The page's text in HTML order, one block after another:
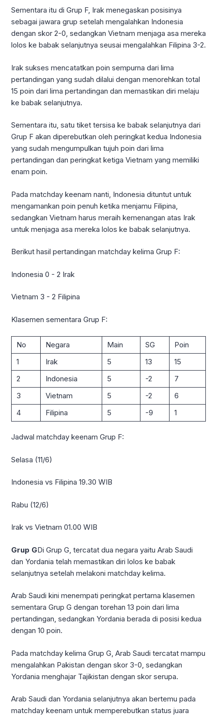
Sementara itu di Grup F, Irak menegaskan posisinya
sebagai jawara grup setelah mengalahkan Indonesia
dengan skor 2-0, sedangkan Vietnam menjaga asa mereka
lolos ke babak selanjutnya seusai mengalahkan Filipina 3-2.
Irak sukses mencatatkan poin sempurna dari lima
pertandingan yang sudah dilalui dengan menorehkan total
15 poin dari lima pertandingan dan memastikan diri melaju
ke babak selanjutnya.
Sementara itu, satu tiket tersisa ke babak selanjutnya dari
Grup F akan diperebutkan oleh peringkat kedua Indonesia
yang sudah mengumpulkan tujuh poin dari lima
pertandingan dan peringkat ketiga Vietnam yang memiliki
enam poin.
Pada matchday keenam nanti, Indonesia dituntut untuk
mengamankan poin penuh ketika menjamu Filipina,
sedangkan Vietnam harus meraih kemenangan atas Irak
untuk menjaga asa mereka lolos ke babak selanjutnya.
Berikut hasil pertandingan matchday kelima Grup F:
Indonesia 0 - 2 Irak
Vietnam 3 - 2 Filipina
Klasemen sementara Grup F:
No Negara Main SG
Poin
1
Irak 5 13
15
2
Indonesia 5 -2
7
3
Vietnam 5 -2
6
4
Filipina 5 -9 1
Jadwal matchday keenam Grup F:
Selasa (11/6)
Indonesia vs Filipina 19.30 WIB
Rabu (12/6)
Irak vs Vietnam 01.00 WIB
Grup GDi Grup G, tercatat dua negara yaitu Arab Saudi
dan Yordania telah memastikan diri lolos ke babak
selanjutnya setelah melakoni matchday kelima.
Arab Saudi kini menempati peringkat pertama klasemen
sementara Grup G dengan torehan 13 poin dari lima
pertandingan, sedangkan Yordania berada di posisi kedua
dengan 10 poin.
Pada matchday kelima Grup G, Arab Saudi tercatat mampu
mengalahkan Pakistan dengan skor 3-0, sedangkan
Yordania menghajar Tajikistan dengan skor serupa.
Arab Saudi dan Yordania selanjutnya akan bertemu pada
matchday keenam untuk memperebutkan status juara